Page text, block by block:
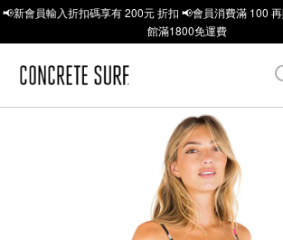
📢新會員輸入折扣碼享有 200元 折扣 📢會員消費滿 100
館滿1800免運費